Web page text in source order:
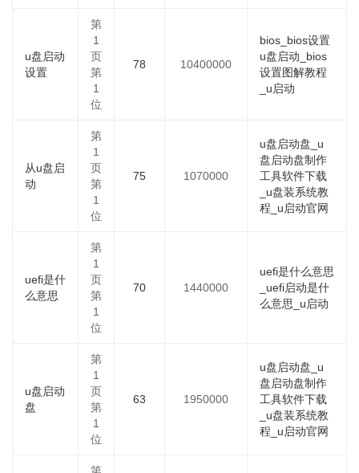
u盘启动
设置
第
1
页
第
1
位
78 10400000
bios_bios设置
u盘启动_bios
设置图解教程
_u启动
从u盘启
动
第
1
页
第
1
位
75 1070000
u盘启动盘_u
盘启动盘制作
工具软件下载
_u盘装系统教
程_u启动官网
uefi是什
么意思
第
1
页
第
1
位
70 1440000
uefi是什么意思
_uefi启动是什
么意思_u启动
u盘启动
盘
第
1
页
第
1
位
63 1950000
u盘启动盘_u
盘启动盘制作
工具软件下载
_u盘装系统教
程_u启动官网